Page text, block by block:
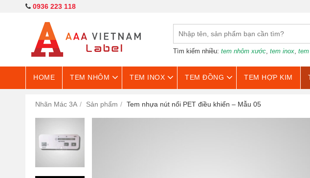
0936 223 118
Tìm kiếm nhiều: tem nhôm xước, tem inox,
HOME TEM NHÔM TEM INOX TEM ĐỒNG TEM HỢP KIM
Nhãn Mác 3A Sản phẩm Tem nhựa nút nổi PET điều khiển – Mẫu 05